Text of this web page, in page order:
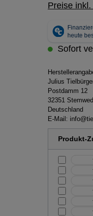
Preise
Sofort
Julius
Postdamm 12
32351
Deutschland
E-Mail:
Produkt-